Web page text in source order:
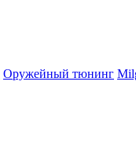
Оружейный тюнинг